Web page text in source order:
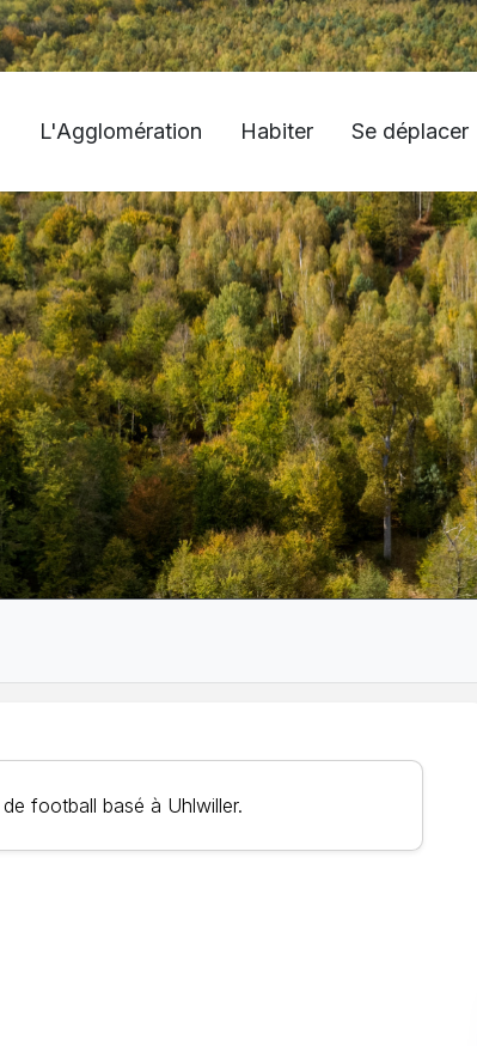
L'Agglomération Habiter Se déplacer
football basé à Uhlwiller.